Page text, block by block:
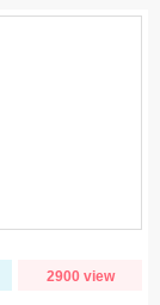
2900 view